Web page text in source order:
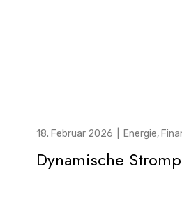
18. Februar 2026 Energie,
Dynamische